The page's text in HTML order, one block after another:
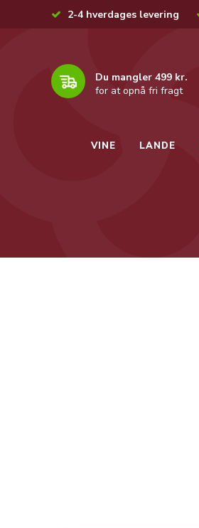
2-4 hverdages levering
Du mangler 499 kr.
for at opnå fri fragt
VINE LANDE